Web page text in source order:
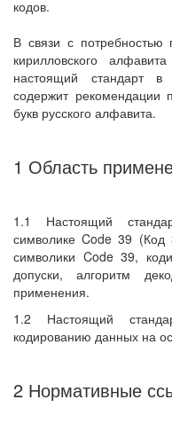
кодов.
В связи с потребностью
кирилловского
настоящий стандарт
содержит рекомендации
букв русского алфавита.
1 Область
1.1 Настоящий
символике Code 39 (Код
символики Code 39,
допуски, алгоритм
применения.
1.2 Настоящий
кодированию данных на
2 Нормативные